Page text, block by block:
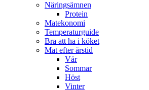
Näringsämnen
Protein
Matekonomi
Temperaturguide
Bra att ha i köket
Mat efter årstid
Vår
Sommar
Höst
Vinter